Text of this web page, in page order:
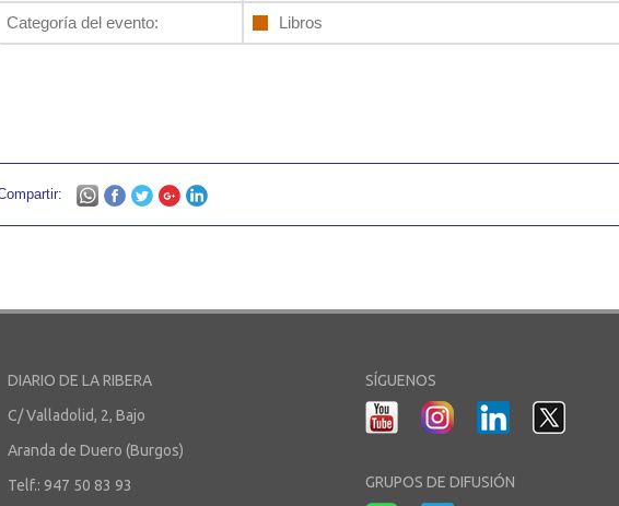
Categoría del evento: Libros
DIARIO DE LA RIBERA
C/ Valladolid, 2, Bajo
Aranda de Duero (Burgos)
Telf.: 947 50 83 93
SÍGUENOS
GRUPOS DE DIFUSIÓN